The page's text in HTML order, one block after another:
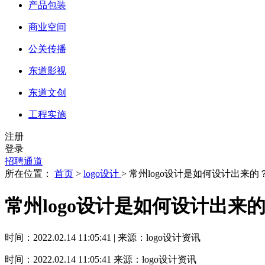
产品包装
商业空间
公关传播
东道影视
东道文创
工程实施
注册
登录
招聘通道
所在位置： 首页 > logo设计 > 常州logo设计是如何设计出来的
常州logo设计是如何设计出来
时间：2022.02.14 11:05:41 | 来源：logo设计资讯
时间：2022.02.14 11:05:41 来源：logo设计资讯